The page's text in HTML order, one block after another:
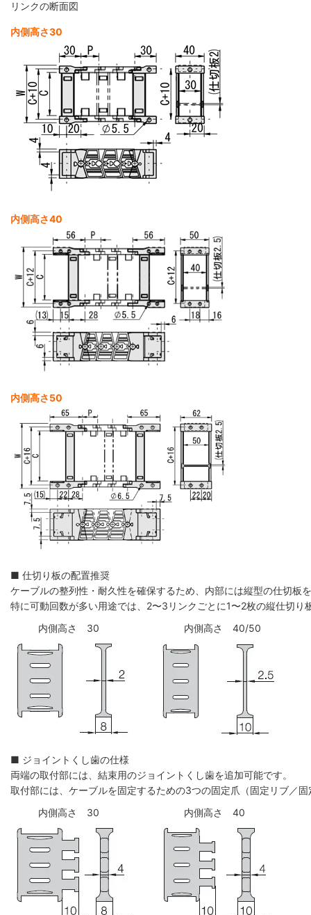
リンクの断面図
内側高さ30
内側高さ40
内側高さ50
■ 仕切り板の配置推奨
ケーブルの整列性・耐久性を確保するため、内部には縦型の仕切板
特に可動回数が多い用途では、2〜3リンクごとに1〜2枚の縦仕切
内側高さ 30
内側高さ 40/50
■ ジョイントくし歯の仕様
両端の取付部には、結束用のジョイントくし歯を追加可能です。
取付部には、ケーブルを固定するための3つの固定爪（固定リブ／
内側高さ 30
内側高さ 40